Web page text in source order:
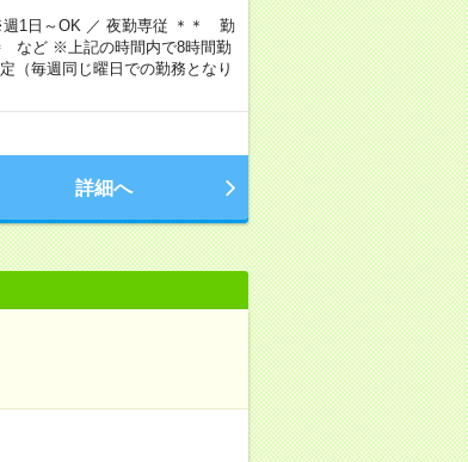
週1日～OK ／ 夜勤専従 ＊＊ 勤
など ※上記の時間内で8時間勤
（毎週同じ曜日での勤務となり
詳細へ